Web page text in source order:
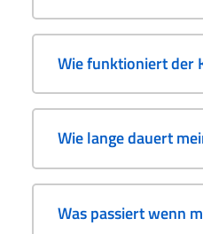
Wie funktioniert der
Wie lange dauert
Was passiert wenn